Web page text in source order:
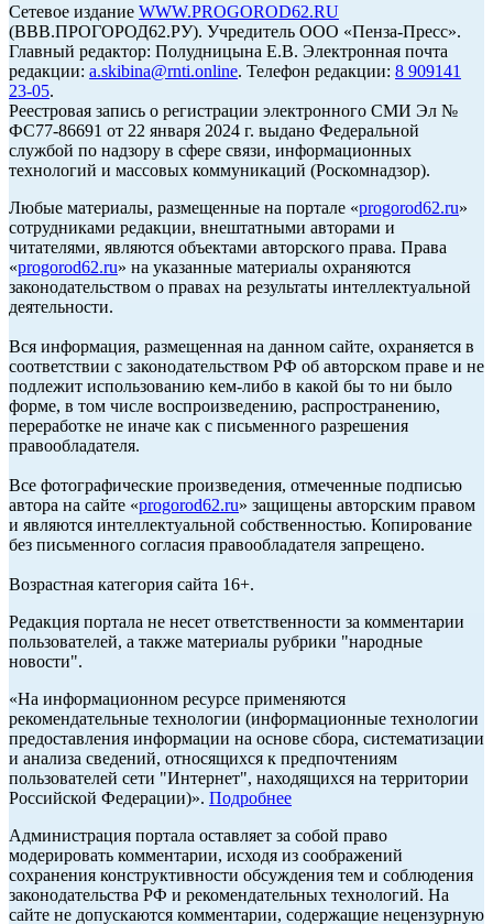
Сетевое издание WWW.PROGOROD62.RU
(ВВВ.ПРОГОРОД62.РУ). Учредитель ООО «Пенза-Пресс».
Главный редактор: Полудницына Е.В. Электронная почта
редакции: a.skibina@rnti.online. Телефон редакции: 8 909141
23-05.
Реестровая запись о регистрации электронного СМИ Эл №
ФС77-86691 от 22 января 2024 г. выдано Федеральной
службой по надзору в сфере связи, информационных
технологий и массовых коммуникаций (Роскомнадзор).
Любые материалы, размещенные на портале «progorod62.ru»
сотрудниками редакции, внештатными авторами и
читателями, являются объектами авторского права. Права
«progorod62.ru» на указанные материалы охраняются
законодательством о правах на результаты интеллектуальной
деятельности.
Вся информация, размещенная на данном сайте, охраняется в
соответствии с законодательством РФ об авторском праве и не
подлежит использованию кем-либо в какой бы то ни было
форме, в том числе воспроизведению, распространению,
переработке не иначе как с письменного разрешения
правообладателя.
Все фотографические произведения, отмеченные подписью
автора на сайте «progorod62.ru» защищены авторским правом
и являются интеллектуальной собственностью. Копирование
без письменного согласия правообладателя запрещено.
Возрастная категория сайта 16+.
Редакция портала не несет ответственности за комментарии
пользователей, а также материалы рубрики "народные
новости".
«На информационном ресурсе применяются
рекомендательные технологии (информационные технологии
предоставления информации на основе сбора, систематизации
и анализа сведений, относящихся к предпочтениям
пользователей сети "Интернет", находящихся на территории
Российской Федерации)». Подробнее
Администрация портала оставляет за собой право
модерировать комментарии, исходя из соображений
сохранения конструктивности обсуждения тем и соблюдения
законодательства РФ и рекомендательных технологий. На
сайте не допускаются комментарии, содержащие нецензурную